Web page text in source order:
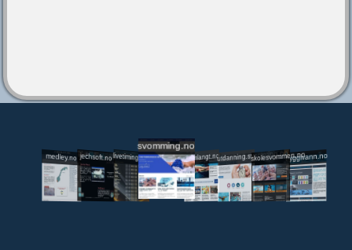
medley.no jechsoft.nolivetiming.medley.no
svomming.no
svomlangt.noutdanning.svomming.no
skolesvommen.notryggivann.no